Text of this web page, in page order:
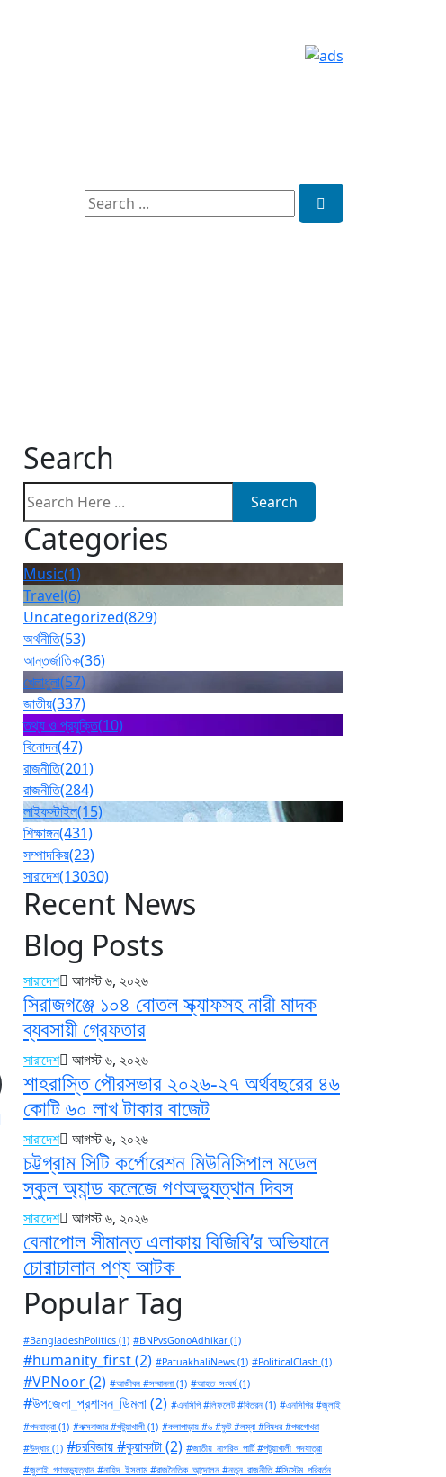
Search
Search
Categories
Music(1)
Travel(6)
Uncategorized(829)
অর্থনীতি(53)
আন্তর্জাতিক(36)
খেলাধুলা(57)
জাতীয়(337)
তথ্য ও প্রযুক্তি(10)
বিনোদন(47)
রাজনীতি(201)
রাজনীতি(284)
লাইফস্টাইল(15)
শিক্ষাঙ্গন(431)
সম্পাদকিয়(23)
সারাদেশ(13030)
Recent News
Blog Posts
সারাদেশ আগস্ট ৬, ২০২৬
সিরাজগঞ্জে ১০৪ বোতল স্ক্যাফসহ নারী মাদক
ব্যবসায়ী গ্রেফতার
সারাদেশ আগস্ট ৬, ২০২৬
শাহরাস্তি পৌরসভার ২০২৬-২৭ অর্থবছরের ৪৬
কোটি ৬০ লাখ টাকার বাজেট
সারাদেশ আগস্ট ৬, ২০২৬
চট্টগ্রাম সিটি কর্পোরেশন মিউনিসিপাল মডেল
স্কুল অ্যান্ড কলেজে গণঅভ্যুত্থান দিবস
সারাদেশ আগস্ট ৬, ২০২৬
বেনাপোল সীমান্ত এলাকায় বিজিবি’র অভিযানে
চোরাচালান পণ্য আটক
Popular Tag
#BangladeshPolitics (1) #BNPvsGonoAdhikar(1)
#humanity_first(2) #PatuakhaliNews (1) #PoliticalClash (1)
#VPNoor(2) #আজীবন #সম্মাননা (1) #আহত_সংঘর্ষ(1)
#উপজেলা_প্রশাসন_ডিমলা(2) #এনসিপি #লিফলেট #বিতরন (1) #এনসিপির #জুলাই
#পদযাত্রা (1) #কক্সবাজার #পটুয়াখালী (1) #কলাপাড়ায় #৬ #ফুট #লম্বা #বিষধর #পদ্মগোখরা
#উদ্ধার(1) #চরবিজায় #কুয়াকাটা(2) #জাতীয়_নাগরিক_পার্টি #পটুয়াখালী_পদযাত্রা
#জুলাই_গণঅভ্যুত্থান #নাহিদ_ইসলাম #রাজনৈতিক_আন্দোলন #নতুন_রাজনীতি #সিস্টেম_পরিবর্তন